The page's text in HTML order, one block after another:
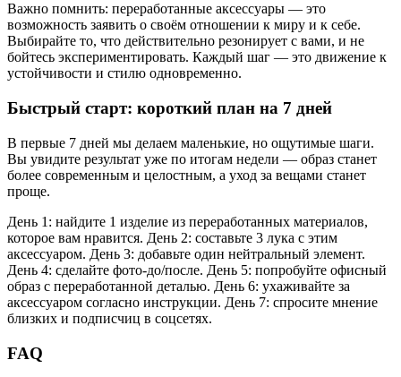
Важно помнить: переработанные аксессуары — это
возможность заявить о своём отношении к миру и к себе.
Выбирайте то, что действительно резонирует с вами, и не
бойтесь экспериментировать. Каждый шаг — это движение к
устойчивости и стилю одновременно.
Быстрый старт: короткий план на 7 дней
В первые 7 дней мы делаем маленькие, но ощутимые шаги.
Вы увидите результат уже по итогам недели — образ станет
более современным и целостным, а уход за вещами станет
проще.
День 1: найдите 1 изделие из переработанных материалов,
которое вам нравится. День 2: составьте 3 лука с этим
аксессуаром. День 3: добавьте один нейтральный элемент.
День 4: сделайте фото-до/после. День 5: попробуйте офисный
образ с переработанной деталью. День 6: ухаживайте за
аксессуаром согласно инструкции. День 7: спросите мнение
близких и подписчиц в соцсетях.
FAQ